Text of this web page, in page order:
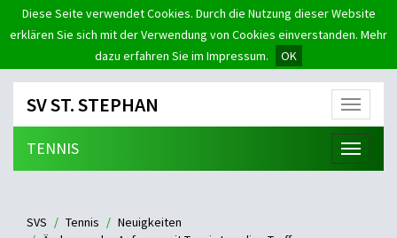
Diese Seite verwendet Cookies. Durch die Nutzung dieser Website
erklären Sie sich mit der Verwendung von Cookies einverstanden. Mehr
dazu erfahren Sie im Impressum.
OK
Menü
SV ST. STEPHAN
Menü
TENNIS
SVS Tennis
Neuigkeiten